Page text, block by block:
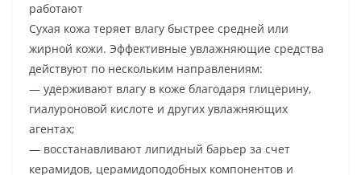
работают
Сухая кожа теряет влагу быстрее средней или
жирной кожи. Эффективные увлажняющие средства
действуют по нескольким направлениям:
— удерживают влагу в коже благодаря глицерину,
гиалуроновой кислоте и других увлажняющих
агентах;
— восстанавливают липидный барьер за счет
керамидов, церамидоподобных компонентов и